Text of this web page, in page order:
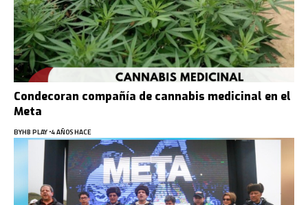
Condecoran compañía de cannabis medicinal en el
Meta
BYHB PLAY 4 AÑOS HACE